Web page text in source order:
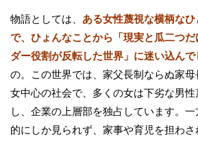
物語としては、 ある女性蔑視な横柄な
で、ひょんなことから「現実と瓜二つ
ダー役割が反転した世界」に迷い込んで
の。この世界では、家父長制ならぬ家母
女中心の社会で、多くの女は下劣な男
し、企業の上層部を独占しています。
的にしか見られず、家事や育児を担わ